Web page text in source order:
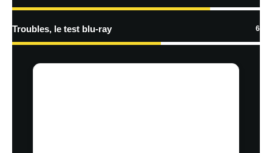
Troubles, le test blu-ray 6